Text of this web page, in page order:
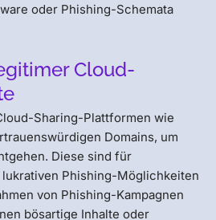
oder Phishing-Schemata
Cloud-
Sharing-Plattformen wie
Domains, um
Diese sind für
Phishing-Möglichkeiten
von Phishing-Kampagnen
bösartige Inhalte oder